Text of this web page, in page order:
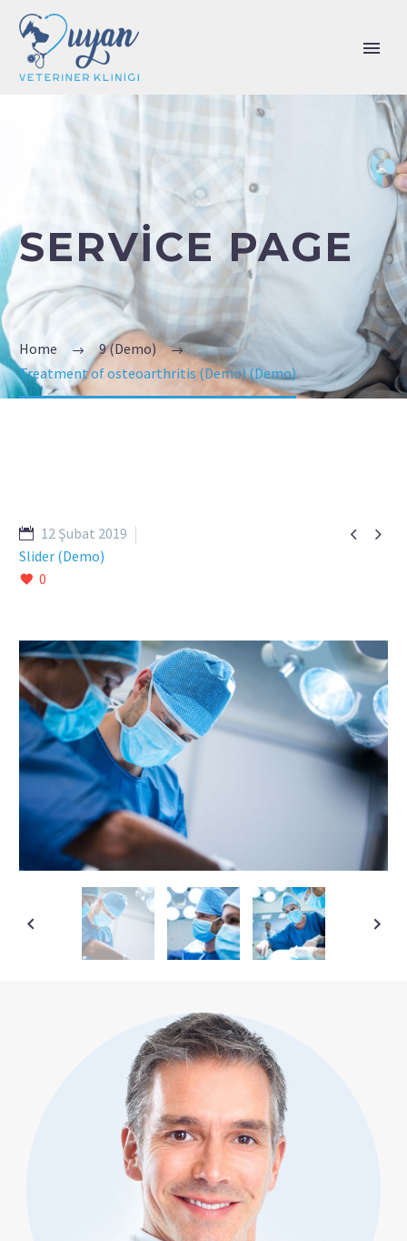
SERVICE PAGE
Home
9 (Demo)
Treatment of osteoarthritis (Demo) (Demo)
 
12 Şubat 2019
Slider (Demo)
0